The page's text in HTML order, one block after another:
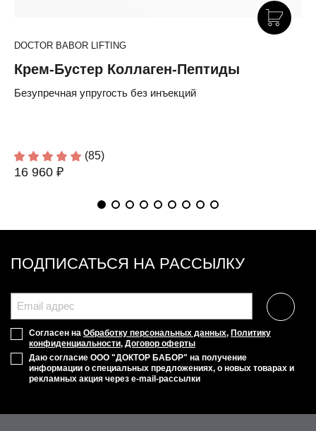
DOCTOR BABOR LIFTING
Крем-Бустер Коллаген-Пептиды
Безупречная упругость без инъекций
(85)
16 960 ₽
ПОДПИСАТЬСЯ НА РАССЫЛКУ
Согласен на Обработку персональных данных, Политику
конфиденциальности, Договор оферты
Даю согласие ООО "ДОКТОР БАБОР" на получение
информации о специальных предложениях, о новых товарах и
рекламных акция через e-mail-рассылки